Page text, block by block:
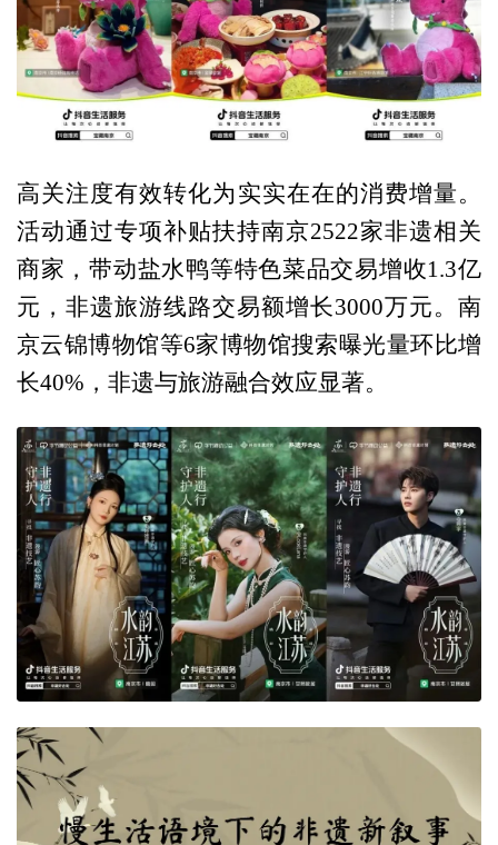
高关注度有效转化为实实在在的消费增量。
活动通过专项补贴扶持南京2522家非遗相关
商家，带动盐水鸭等特色菜品交易增收1.3亿
元，非遗旅游线路交易额增长3000万元。南
京云锦博物馆等6家博物馆搜索曝光量环比增
长40%，非遗与旅游融合效应显著。